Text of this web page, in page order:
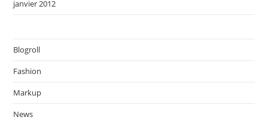
janvier 2012
Blogroll
Fashion
Markup
News